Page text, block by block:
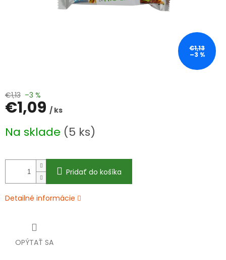
€1,13
–3 %
€1,13 –3 %
€1,09 / ks
cena:
Na sklade (5 ks)
Pridať do košíka
Detailné informácie
OPÝTAŤ SA